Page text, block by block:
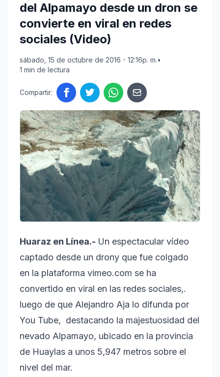
del Alpamayo desde un dron se
convierte en viral en redes
sociales (Video)
sábado, 15 de octubre de 2016 - 12:16p. m.•
1 min de lectura
Compartir:
Huaraz en Línea.- Un espectacular vídeo
captado desde un drony que fue colgado
en la plataforma vimeo.com se ha
convertido en viral en las redes sociales,.
luego de que Alejandro Aja lo difunda por
You Tube, destacando la majestuosidad del
nevado Alpamayo, ubicado en la provincia
de Huaylas a unos 5,947 metros sobre el
nivel del mar.